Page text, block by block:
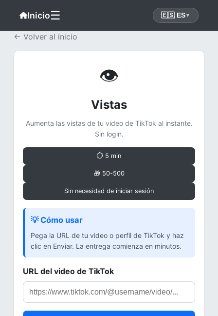
Inicio☰ 🇪🇸 ES▼
← Volver al inicio
👁
Vistas
Aumenta las vistas de tu video de TikTok al instante.
Sin login.
⏱ 5 min
🎁 50-500
Sin necesidad de iniciar sesión
💡 Cómo usar
Pega la URL de tu video o perfil de TikTok y haz
clic en Enviar. La entrega comienza en minutos.
URL del video de TikTok